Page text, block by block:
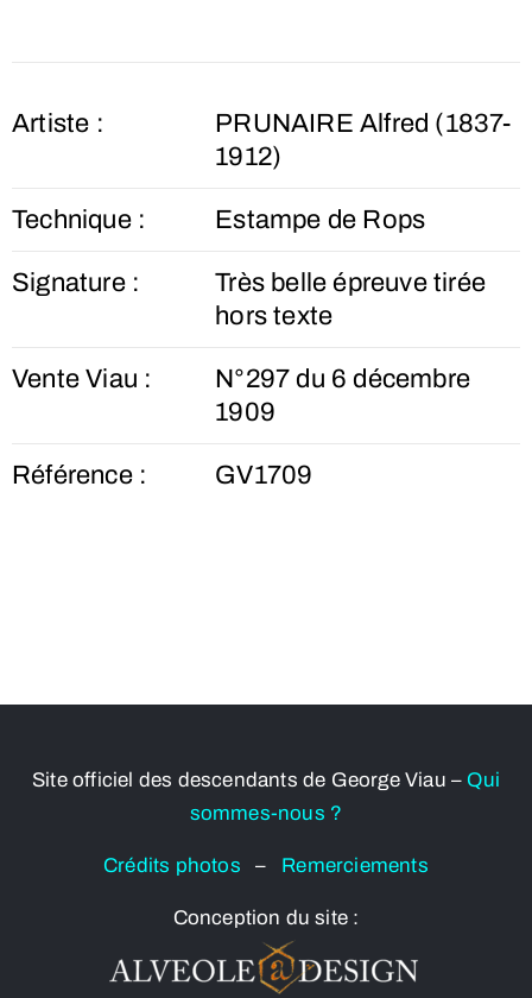
Artiste :
PRUNAIRE Alfred (1837-
1912)
Technique : Estampe de Rops
Signature :
Très belle épreuve tirée
hors texte
Vente Viau :
N°297 du 6 décembre
1909
Référence : GV1709
Site officiel des descendants de George Viau – Qui
sommes-nous ?
Crédits photos– Remerciements
Conception du site :